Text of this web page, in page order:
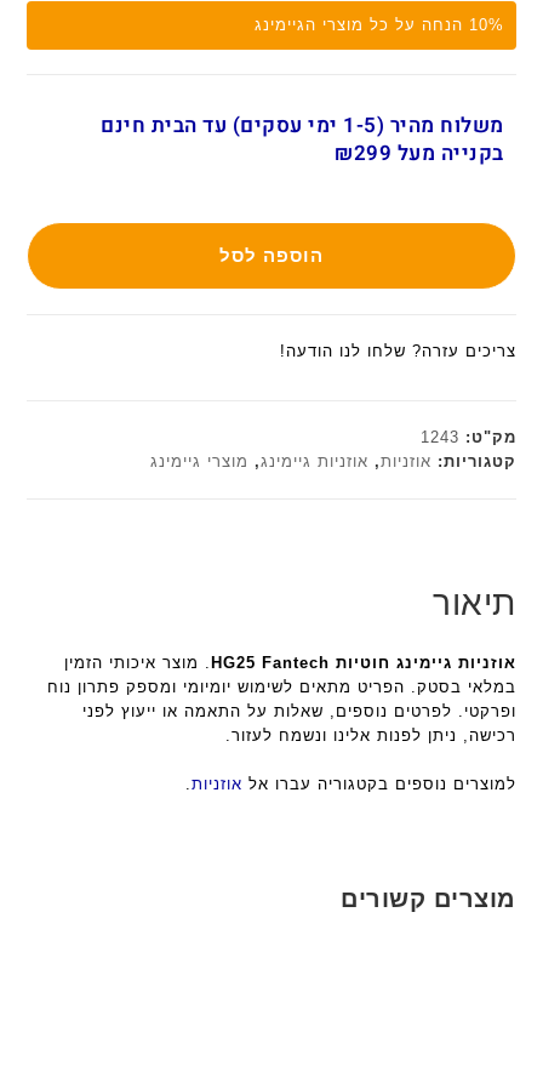
10% הנחה על כל מוצרי הגיימינג
משלוח מהיר (1-5 ימי עסקים) עד הבית חינם
בקנייה מעל ₪299
הוספה לסל
צריכים עזרה? שלחו לנו הודעה!
מק"ט: 1243
קטגוריות: אוזניות, אוזניות גיימינג, מוצרי גיימינג
תיאור
אוזניות גיימינג חוטיות HG25 Fantech
. מוצר איכותי הזמין
במלאי בסטק. הפריט מתאים לשימוש יומיומי ומספק פתרון נוח
ופרקטי. לפרטים נוספים, שאלות על התאמה או ייעוץ לפני
רכישה, ניתן לפנות אלינו ונשמח לעזור.
למוצרים נוספים בקטגוריה עברו אל אוזניות.
מוצרים קשורים